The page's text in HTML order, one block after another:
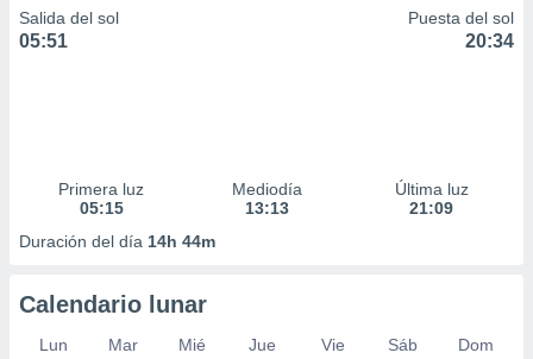
Salida del sol
05:51
Puesta del sol
20:34
Primera luz
05:15
Mediodía
13:13
Última luz
21:09
Duración del día 14h 44m
Calendario lunar
Lun Mar Mié Jue Vie Sáb
Dom